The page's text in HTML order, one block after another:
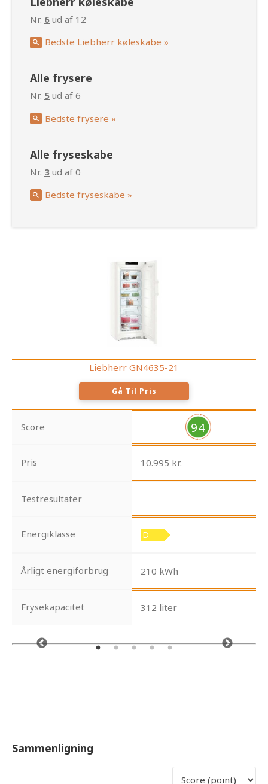
Nr. 6 ud af 12
Bedste Liebherr køleskabe »
Alle frysere
Nr. 5 ud af 6
Bedste frysere »
Alle fryseskabe
Nr. 3 ud af 0
Bedste fryseskabe »
Liebherr GN4635-21
Gå Til Pris
Score 94
Pris 10.995 kr.
Testresultater
Energiklasse
Årligt energiforbrug 210 kWh
Frysekapacitet 312 liter
Sammenligning